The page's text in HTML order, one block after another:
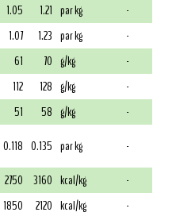
1.05 1.21 par kg
-
1.07 1.23 par kg
-
61 70 g/kg
-
112 128 g/kg
-
51 58 g/kg
-
0.118 0.135 par kg
-
2750 3160 kcal/kg
-
1850 2120 kcal/kg
-